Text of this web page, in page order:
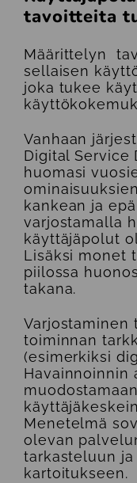
tavoitteita
Määrittelyn
sellaisen
joka tukee
Vanhaan
Digital Service
huomasi
kankean ja
varjostamalla
käyttäjäpolut
Lisäksi monet
piilossa
takana.
Varjostaminen
toiminnan
(esimerkiksi
Havainnoinnin
Menetelmä
olevan
tarkasteluun
kartoitukseen.